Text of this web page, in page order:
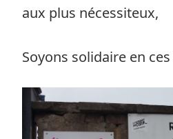
aux plus nécessiteux,
Soyons solidaire en